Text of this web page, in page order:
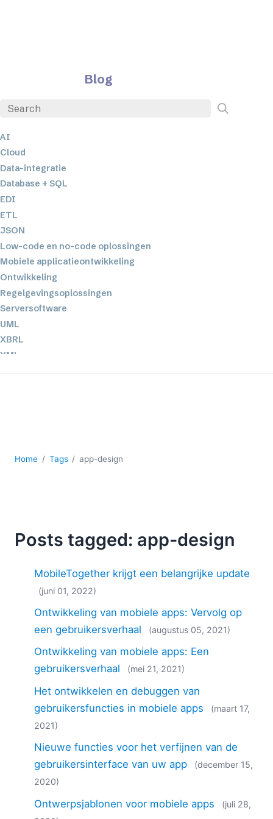
Blog
AI
Cloud
Data-integratie
Database + SQL
EDI
ETL
JSON
Low-code en no-code oplossingen
Mobiele applicatieontwikkeling
Ontwikkeling
Regelgevingsoplossingen
Serversoftware
UML
XBRL
XML
2024
2019
2017
2014
2013
2012
2010
2009
2008
2007
Home Tags app-design
Posts tagged: app-design
MobileTogether krijgt een belangrijke update
(juni 01, 2022)
Ontwikkeling van mobiele apps: Vervolg op
een gebruikersverhaal
(augustus 05, 2021)
Ontwikkeling van mobiele apps: Een
gebruikersverhaal
(mei 21, 2021)
Het ontwikkelen en debuggen van
gebruikersfuncties in mobiele apps
(maart 17,
2021)
Nieuwe functies voor het verfijnen van de
gebruikersinterface van uw app
(december 15,
2020)
Ontwerpsjablonen voor mobiele apps
(juli 28,